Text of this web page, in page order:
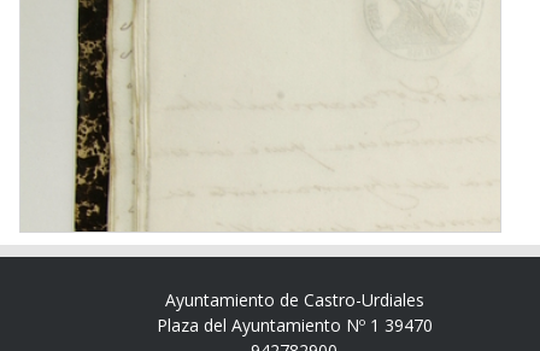
Ayuntamiento de Castro-Urdiales
Plaza del Ayuntamiento Nº 1 39470